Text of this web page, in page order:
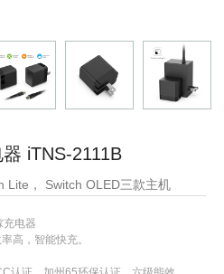
iTNS-2111B
Lite， Switch OLED三款主机
充电器
高，智能快充。